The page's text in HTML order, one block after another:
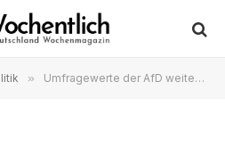
» Umfragewerte der AfD weiter hoch